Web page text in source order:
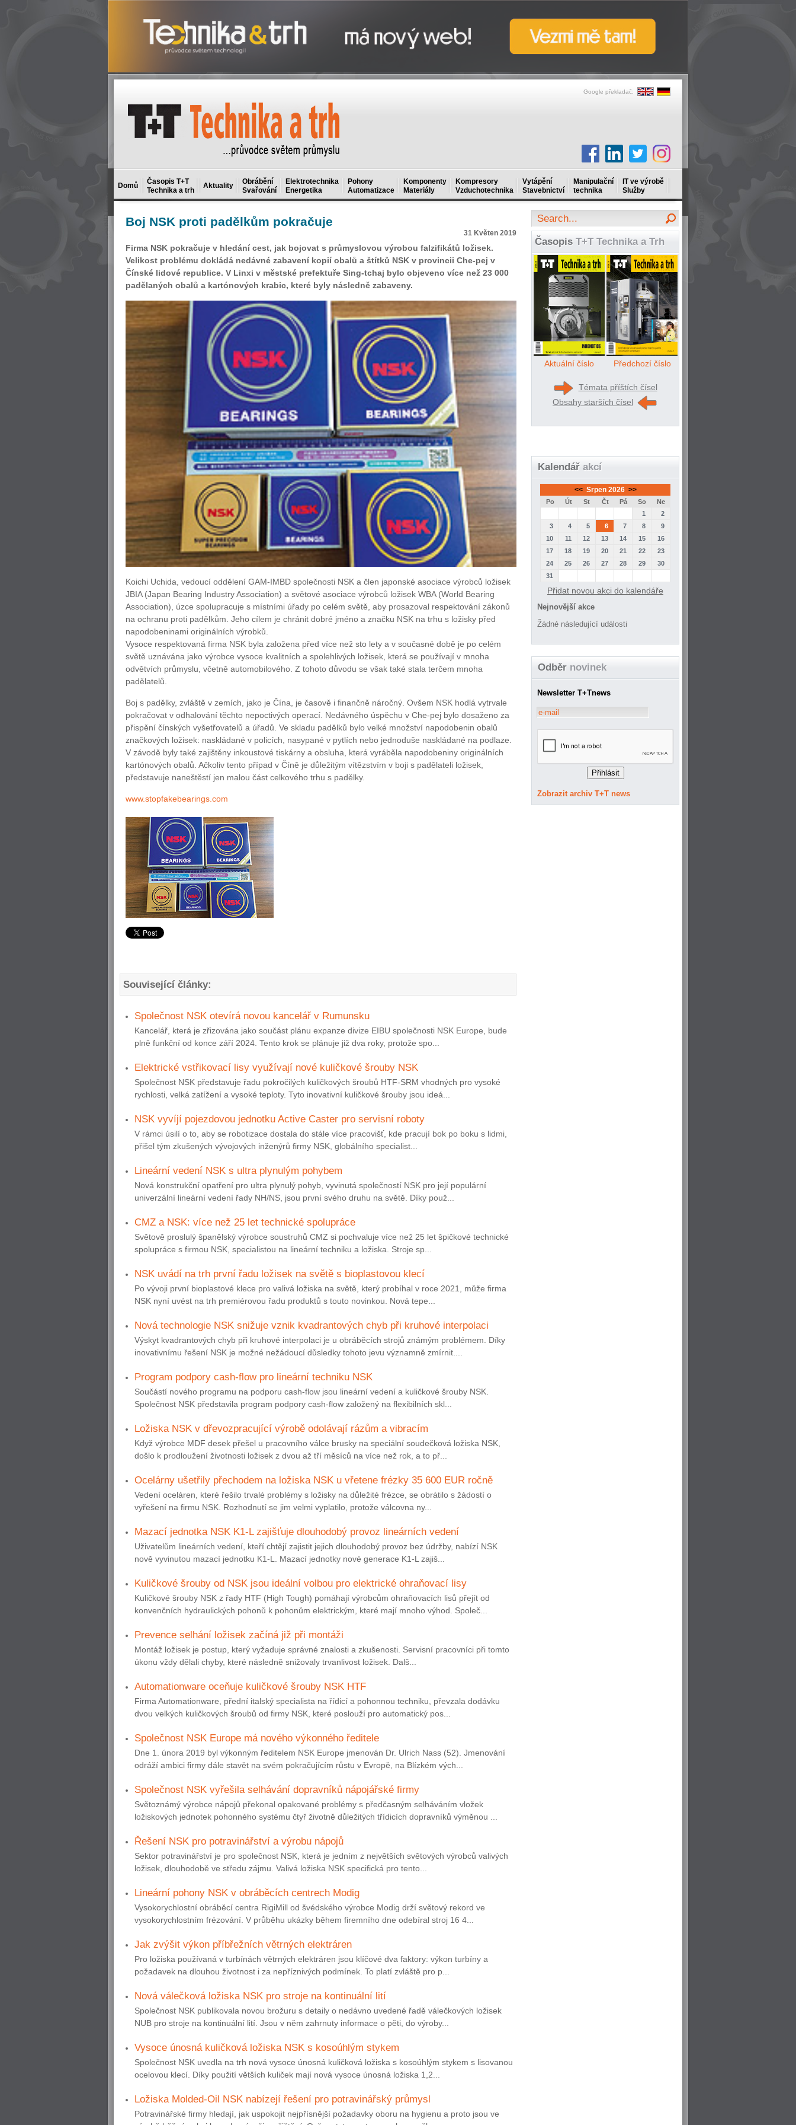
Google překladač:
Domů
Časopis T+T
Technika a trh
Aktuality
Obrábění
Svařování
Elektrotechnika
Energetika
Pohony
Automatizace
Komponenty
Materiály
Kompresory
Vzduchotechnika
Vytápění
Stavebnictví
Manipulační
technika
IT ve výrobě
Služby
Boj NSK proti padělkům pokračuje
31 Květen 2019
Firma NSK pokračuje v hledání cest, jak bojovat s průmyslovou výrobou falzifikátů ložisek.
Velikost problému dokládá nedávné zabavení kopií obalů a štítků NSK v provincii Che-pej v
Čínské lidové republice. V Linxi v městské prefektuře Sing-tchaj bylo objeveno více než 23 000
padělaných obalů a kartónových krabic, které byly následně zabaveny.
Koichi Uchida, vedoucí oddělení GAM-IMBD společnosti NSK a člen japonské asociace výrobců ložisek
JBIA (Japan Bearing Industry Association) a světové asociace výrobců ložisek WBA (World Bearing
Association), úzce spolupracuje s místními úřady po celém světě, aby prosazoval respektování zákonů
na ochranu proti padělkům. Jeho cílem je chránit dobré jméno a značku NSK na trhu s ložisky před
napodobeninami originálních výrobků.
Vysoce respektovaná firma NSK byla založena před více než sto lety a v současné době je po celém
světě uznávána jako výrobce vysoce kvalitních a spolehlivých ložisek, která se používají v mnoha
odvětvích průmyslu, včetně automobilového. Z tohoto důvodu se však také stala terčem mnoha
padělatelů.
Boj s padělky, zvláště v zemích, jako je Čína, je časově i finančně náročný. Ovšem NSK hodlá vytrvale
pokračovat v odhalování těchto nepoctivých operací. Nedávného úspěchu v Che-pej bylo dosaženo za
přispění čínských vyšetřovatelů a úřadů. Ve skladu padělků bylo velké množství napodobenin obalů
značkových ložisek: naskládané v policích, nasypané v pytlích nebo jednoduše naskládané na podlaze.
V závodě byly také zajištěny inkoustové tiskárny a obsluha, která vyráběla napodobeniny originálních
kartónových obalů. Ačkoliv tento případ v Číně je důležitým vítězstvím v boji s padělateli ložisek,
představuje naneštěstí jen malou část celkového trhu s padělky.
www.stopfakebearings.com
Související články:
Společnost NSK otevírá novou kancelář v Rumunsku
Kancelář, která je zřizována jako součást plánu expanze divize EIBU společnosti NSK Europe, bude
plně funkční od konce září 2024. Tento krok se plánuje již dva roky, protože spo...
Elektrické vstřikovací lisy využívají nové kuličkové šrouby NSK
Společnost NSK představuje řadu pokročilých kuličkových šroubů HTF-SRM vhodných pro vysoké
rychlosti, velká zatížení a vysoké teploty. Tyto inovativní kuličkové šrouby jsou ideá...
NSK vyvíjí pojezdovou jednotku Active Caster pro servisní roboty
V rámci úsilí o to, aby se robotizace dostala do stále více pracovišť, kde pracují bok po boku s lidmi,
přišel tým zkušených vývojových inženýrů firmy NSK, globálního specialist...
Lineární vedení NSK s ultra plynulým pohybem
Nová konstrukční opatření pro ultra plynulý pohyb, vyvinutá společností NSK pro její populární
univerzální lineární vedení řady NH/NS, jsou první svého druhu na světě. Díky použ...
CMZ a NSK: více než 25 let technické spolupráce
Světově proslulý španělský výrobce soustruhů CMZ si pochvaluje více než 25 let špičkové technické
spolupráce s firmou NSK, specialistou na lineární techniku a ložiska. Stroje sp...
NSK uvádí na trh první řadu ložisek na světě s bioplastovou klecí
Po vývoji první bioplastové klece pro valivá ložiska na světě, který probíhal v roce 2021, může firma
NSK nyní uvést na trh premiérovou řadu produktů s touto novinkou. Nová tepe...
Nová technologie NSK snižuje vznik kvadrantových chyb při kruhové interpolaci
Výskyt kvadrantových chyb při kruhové interpolaci je u obráběcích strojů známým problémem. Díky
inovativnímu řešení NSK je možné nežádoucí důsledky tohoto jevu významně zmírnit....
Program podpory cash-flow pro lineární techniku NSK
Součástí nového programu na podporu cash-flow jsou lineární vedení a kuličkové šrouby NSK.
Společnost NSK představila program podpory cash-flow založený na flexibilních skl...
Ložiska NSK v dřevozpracující výrobě odolávají rázům a vibracím
Když výrobce MDF desek přešel u pracovního válce brusky na speciální soudečková ložiska NSK,
došlo k prodloužení životnosti ložisek z dvou až tří měsíců na více než rok, a to př...
Ocelárny ušetřily přechodem na ložiska NSK u vřetene frézky 35 600 EUR ročně
Vedení oceláren, které řešilo trvalé problémy s ložisky na důležité frézce, se obrátilo s žádostí o
vyřešení na firmu NSK. Rozhodnutí se jim velmi vyplatilo, protože válcovna ny...
Mazací jednotka NSK K1-L zajišťuje dlouhodobý provoz lineárních vedení
Uživatelům lineárních vedení, kteří chtějí zajistit jejich dlouhodobý provoz bez údržby, nabízí NSK
nově vyvinutou mazací jednotku K1-L. Mazací jednotky nové generace K1-L zajiš...
Kuličkové šrouby od NSK jsou ideální volbou pro elektrické ohraňovací lisy
Kuličkové šrouby NSK z řady HTF (High Tough) pomáhají výrobcům ohraňovacích lisů přejít od
konvenčních hydraulických pohonů k pohonům elektrickým, které mají mnoho výhod. Společ...
Prevence selhání ložisek začíná již při montáži
Montáž ložisek je postup, který vyžaduje správné znalosti a zkušenosti. Servisní pracovníci při tomto
úkonu vždy dělali chyby, které následně snižovaly trvanlivost ložisek. Dalš...
Automationware oceňuje kuličkové šrouby NSK HTF
Firma Automationware, přední italský specialista na řídicí a pohonnou techniku, převzala dodávku
dvou velkých kuličkových šroubů od firmy NSK, které poslouží pro automatický pos...
Společnost NSK Europe má nového výkonného ředitele
Dne 1. února 2019 byl výkonným ředitelem NSK Europe jmenován Dr. Ulrich Nass (52). Jmenování
odráží ambici firmy dále stavět na svém pokračujícím růstu v Evropě, na Blízkém vých...
Společnost NSK vyřešila selhávání dopravníků nápojářské firmy
Světoznámý výrobce nápojů překonal opakované problémy s předčasným selháváním vložek
ložiskových jednotek pohonného systému čtyř životně důležitých třídicích dopravníků výměnou ...
Řešení NSK pro potravinářství a výrobu nápojů
Sektor potravinářství je pro společnost NSK, která je jedním z největších světových výrobců valivých
ložisek, dlouhodobě ve středu zájmu. Valivá ložiska NSK specifická pro tento...
Lineární pohony NSK v obráběcích centrech Modig
Vysokorychlostní obráběcí centra RigiMill od švédského výrobce Modig drží světový rekord ve
vysokorychlostním frézování. V průběhu ukázky během firemního dne odebíral stroj 16 4...
Jak zvýšit výkon příbřežních větrných elektráren
Pro ložiska používaná v turbínách větrných elektráren jsou klíčové dva faktory: výkon turbíny a
požadavek na dlouhou životnost i za nepříznivých podmínek. To platí zvláště pro p...
Nová válečková ložiska NSK pro stroje na kontinuální lití
Společnost NSK publikovala novou brožuru s detaily o nedávno uvedené řadě válečkových ložisek
NUB pro stroje na kontinuální lití. Jsou v něm zahrnuty informace o pěti, do výroby...
Vysoce únosná kuličková ložiska NSK s kosoúhlým stykem
Společnost NSK uvedla na trh nová vysoce únosná kuličková ložiska s kosoúhlým stykem s lisovanou
ocelovou klecí. Díky použití větších kuliček mají nová vysoce únosná ložiska 1,2...
Ložiska Molded-Oil NSK nabízejí řešení pro potravinářský průmysl
Potravinářské firmy hledají, jak uspokojit nejpřísnější požadavky oboru na hygienu a proto jsou ve
Časopis T+T Technika a Trh
Aktuální číslo Předchozí číslo
Témata příštích čísel
Obsahy starších čísel
Kalendář akcí
<< Srpen 2026 >>
Po Út St Čt Pá So
Ne
1
2
3
4 5 6 7 8
9
10
11 12 13 14 15
16
17
18 19 20 21 22
23
24
25 26 27 28 29
30
31
Přidat novou akci do kalendáře
Nejnovější akce
Žádné následující události
Odběr novinek
Newsletter T+Tnews
Zobrazit archiv T+T news